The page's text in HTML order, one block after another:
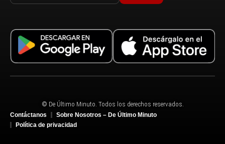
© De Último Minuto. Todos los derechos reservados.
Contáctanos
Sobre Nosotros – De Último Minuto
Política de privacidad